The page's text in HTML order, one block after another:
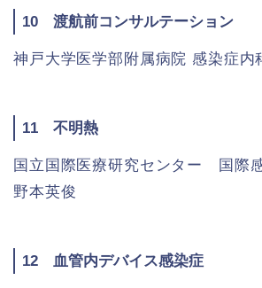
10 渡航前コンサルテーション
神戸大学医学部附属病院 感染症
11 不明熱
国立国際医療研究センター 国際
野本英俊
12 血管内デバイス感染症